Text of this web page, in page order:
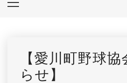
メ
【愛川町野球
らせ】